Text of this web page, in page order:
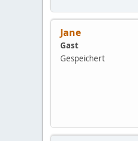
Jane
Gast
Gespeichert